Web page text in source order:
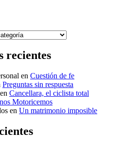
recientes
en Cuestión de fe
Preguntas sin respuesta
en Cancellara, el ciclista total
Motoricemos
en Un matrimonio imposible